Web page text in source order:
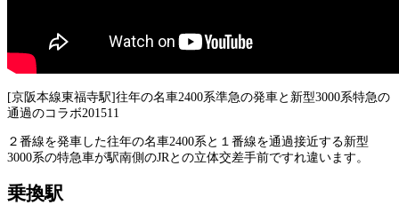
[京阪本線東福寺駅]往年の名車2400系準急の発車と新型3000系特急の
通過のコラボ201511
２番線を発車した往年の名車2400系と１番線を通過接近する新型
3000系の特急車が駅南側のJRとの立体交差手前ですれ違います。
乗換駅